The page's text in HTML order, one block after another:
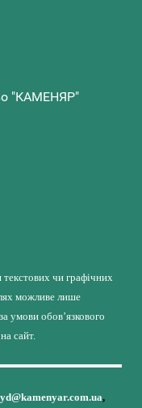
"КАМЕНЯР"
чи графічних
можливе лише
умови обов’язкового
сайт.
,